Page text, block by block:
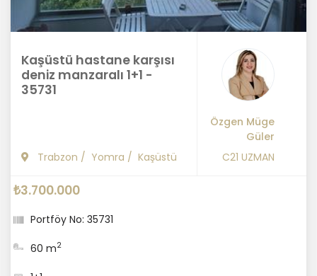
Kaşüstü hastane karşısı
deniz manzaralı 1+1 -
35731
Trabzon / Yomra / Kaşüstü
Özgen Müge
Güler
C21 UZMAN
₺3.700.000
Portföy No: 35731
60 m2